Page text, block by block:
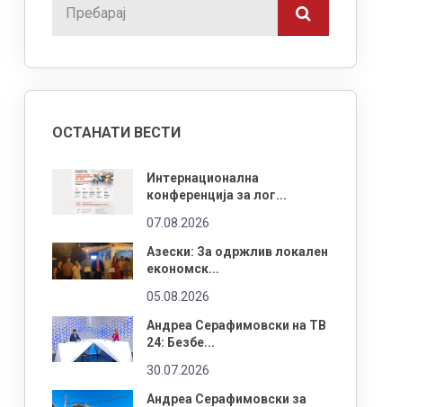
ОСТАНАТИ ВЕСТИ
Интернационална
конференција за лог...
07.08.2026
Азески: За одржлив локален
економск...
05.08.2026
Андреа Серафимовски на ТВ
24: Безбе...
30.07.2026
Андреа Серафимовски за